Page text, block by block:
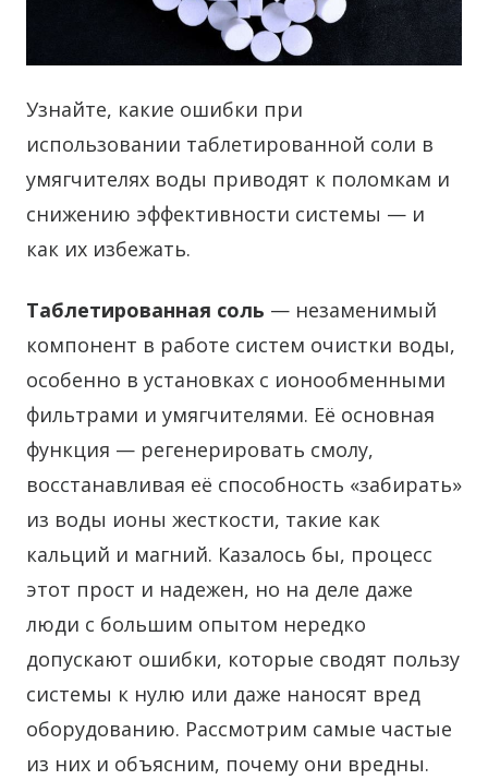
Узнайте, какие ошибки при
использовании таблетированной соли в
умягчителях воды приводят к поломкам и
снижению эффективности системы — и
как их избежать.
Таблетированная соль — незаменимый
компонент в работе систем очистки воды,
особенно в установках с ионообменными
фильтрами и умягчителями. Её основная
функция — регенерировать смолу,
восстанавливая её способность «забирать»
из воды ионы жесткости, такие как
кальций и магний. Казалось бы, процесс
этот прост и надежен, но на деле даже
люди с большим опытом нередко
допускают ошибки, которые сводят пользу
системы к нулю или даже наносят вред
оборудованию. Рассмотрим самые частые
из них и объясним, почему они вредны.